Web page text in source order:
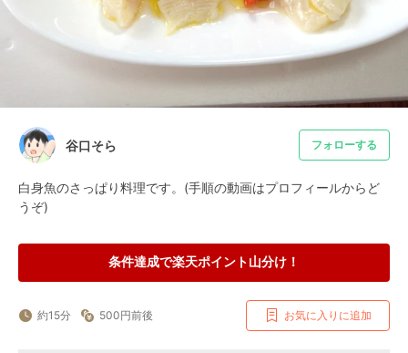
谷口そら フォローする
白身魚のさっぱり料理です。(手順の動画はプロフィールからど
うぞ)
条件達成で楽天ポイント山分け！
約15分 500円前後 お気に入りに追加